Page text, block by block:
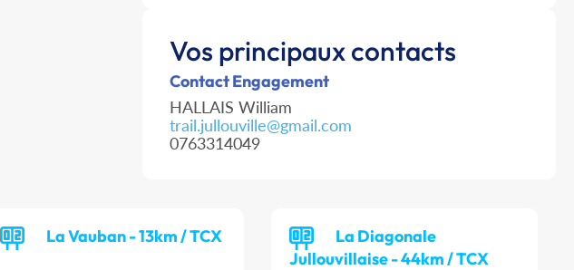
Vos principaux contacts
Contact Engagement
HALLAIS William
trail.jullouville@gmail.com
0763314049
La Vauban - 13km / TCX
La Diagonale
Jullouvillaise - 44km / TCX